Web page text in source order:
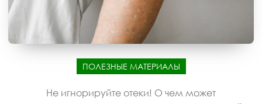
ПОЛЕЗНЫЕ МАТЕРИАЛЫ
Не игнорируйте отеки! О чем может